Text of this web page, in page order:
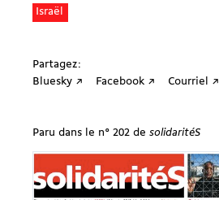
Israël
Partagez:
Bluesky ↗
Facebook ↗ Courriel ↗
Paru dans le n° 202 de solidaritéS